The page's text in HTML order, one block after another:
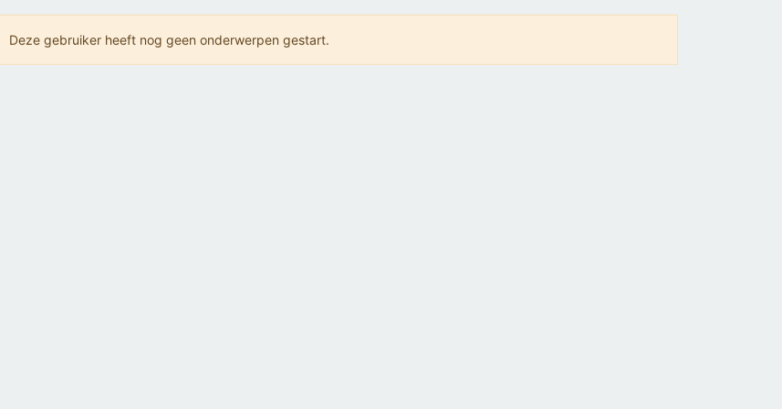
Deze gebruiker heeft nog geen onderwerpen gestart.